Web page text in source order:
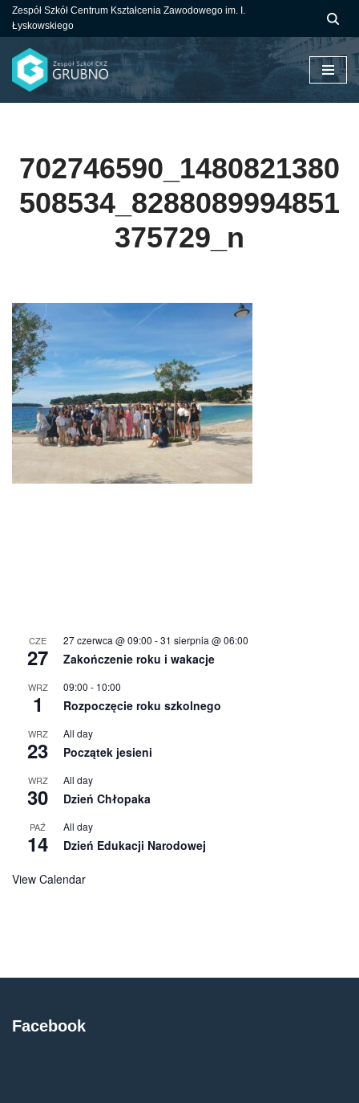
do
treści
Zespół Szkół Centrum Kształcenia Zawodowego im. I.
Łyskowskiego
702746590_1480821380
508534_8288089994851
375729_n
CZE
27
27 czerwca @ 09:00 -31 sierpnia @ 06:00
Zakończenie roku i wakacje
WRZ
1
09:00 - 10:00
Rozpoczęcie roku szkolnego
WRZ
23
All day
Początek jesieni
WRZ
30
All day
Dzień Chłopaka
PAŹ
14
All day
Dzień Edukacji Narodowej
View Calendar
Facebook